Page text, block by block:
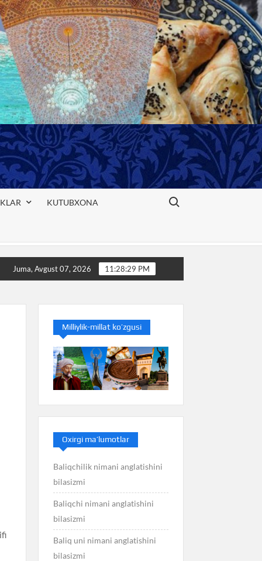
KUTUBXONA
Search for:
Baliq nimani anglatishini bilasizmi
Juma, Avgust 07, 2026 11:28:30 PM
Milliylik-millat ko’zgusi
Oxirgi ma’lumotlar
Baliqchilik nimani anglatishini
bilasizmi
Baliqchi nimani anglatishini
bilasizmi
Baliq uni nimani anglatishini
bilasizmi